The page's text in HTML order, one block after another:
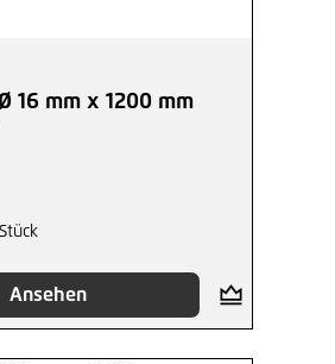
16 mm x 1200 mm
Ansehen